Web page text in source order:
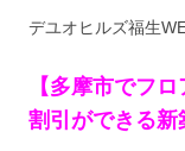
デユオヒルズ福生
【多摩市でフ
割引ができる新